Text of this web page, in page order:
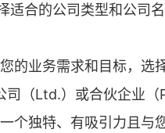
适合的公司类型和公司
的业务需求和目标，选
司（Ltd.）或合伙企业（
个独特、有吸引力且与